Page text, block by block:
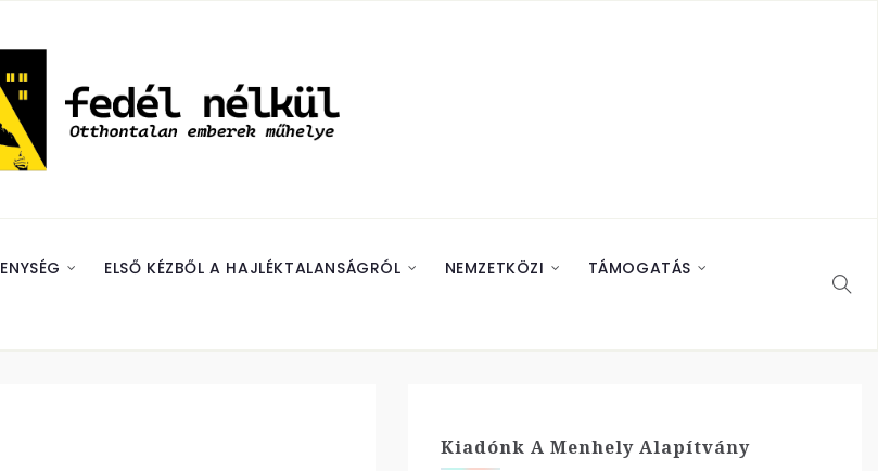
ELSŐ KÉZBŐL A HAJLÉKTALANSÁGRÓL NEMZETKÖZI TÁMOGATÁS
Kiadónk A Menhely Alapítvány